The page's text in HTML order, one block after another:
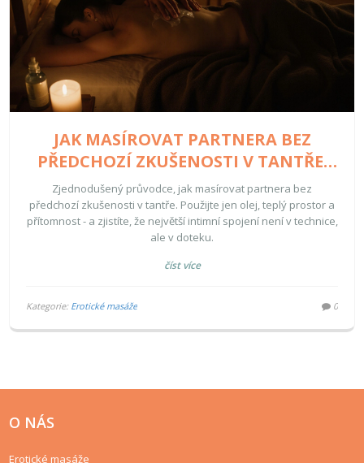
JAK MASÍROVAT PARTNERA BEZ
PŘEDCHOZÍ ZKUŠENOSTI V TANTŘE:
PRAKTICKÝ PRŮVODCE PRO
ZAČÁTEČNÍKY
Zjednodušený průvodce, jak masírovat partnera bez
předchozí zkušenosti v tantře. Použijte jen olej, teplý prostor a
přítomnost - a zjistíte, že největší intimní spojení není v technice,
ale v doteku.
číst více
Kategorie: Erotické masáže 0
O NÁS
Erotické masáže